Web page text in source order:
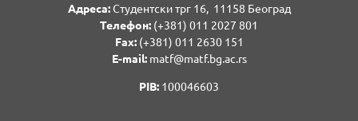
Адреса:Студентски трг 16, 11158 Београд
Телефон: (+381) 011 2027 801
Fаx:(+381) 011 2630 151
E-mail:matf@matf.bg.ac.rs
PIB: 100046603